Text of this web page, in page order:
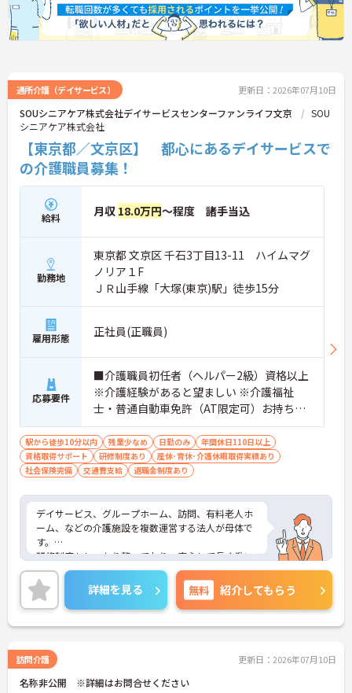
・業務ごとのスタッフ配置あり
・ユニット型特別養護老人ホーム
・2020年オープンの施設
■ 通勤便利で働きやすい立地
複数路線が利用でき通勤しやすい環境です
・後楽園駅徒歩10分
・春日駅徒歩8分
・飯田橋駅徒歩12分
→ ご自身に合った通勤ルートを選択できます♪
■ 未経験から挑戦しやすい環境
・経験不問
・学歴不問
・初任者研修修了者が応募可能
ます♪
通所介護（デイサービス） 更新日：2026年07月10日
SOUシニアケア株式会社デイサービスセンターファンライフ文京
SOU
シニアケア株式会社
【東京都／文京区】 都心にあるデイサービスで
の介護職員募集！
給料 月収 18.0万円～程度 諸手当込
勤務地
東京都 文京区 千石3丁目13-11 ハイムマグ
ノリア１F
ＪＲ山手線「大塚(東京)駅」徒歩15分
雇用形態 正社員(正職員)
応募要件
■介護職員初任者（ヘルパー2級）資格以上
※介護経験があると望ましい ※介護福祉
士・普通自動車免許（AT限定可）お持ちの
方尚可
駅から徒歩10分以内 残業少なめ 日勤のみ
年間休日110日以上
資格取得サポート
研修制度あり
産休･育休･介護休暇取得実績あり
社会保険完備
交通費支給 退職金制度あり
デイサービス、グループホーム、訪問、有料老人ホ
ーム、などの介護施設を複数運営する法人が母体で
す。
研修制度もしっかり整っており、安心して長く働い
ていただけます。残業も少なめですのでプライベー
トとの両立もしやすい環境ですご興味のある方は是
非お気あるにお問い合わせ下さい。
詳細を見る 無料 紹介してもらう
訪問介護 更新日：2026年07月10日
名称非公開 ※詳細はお問合せください